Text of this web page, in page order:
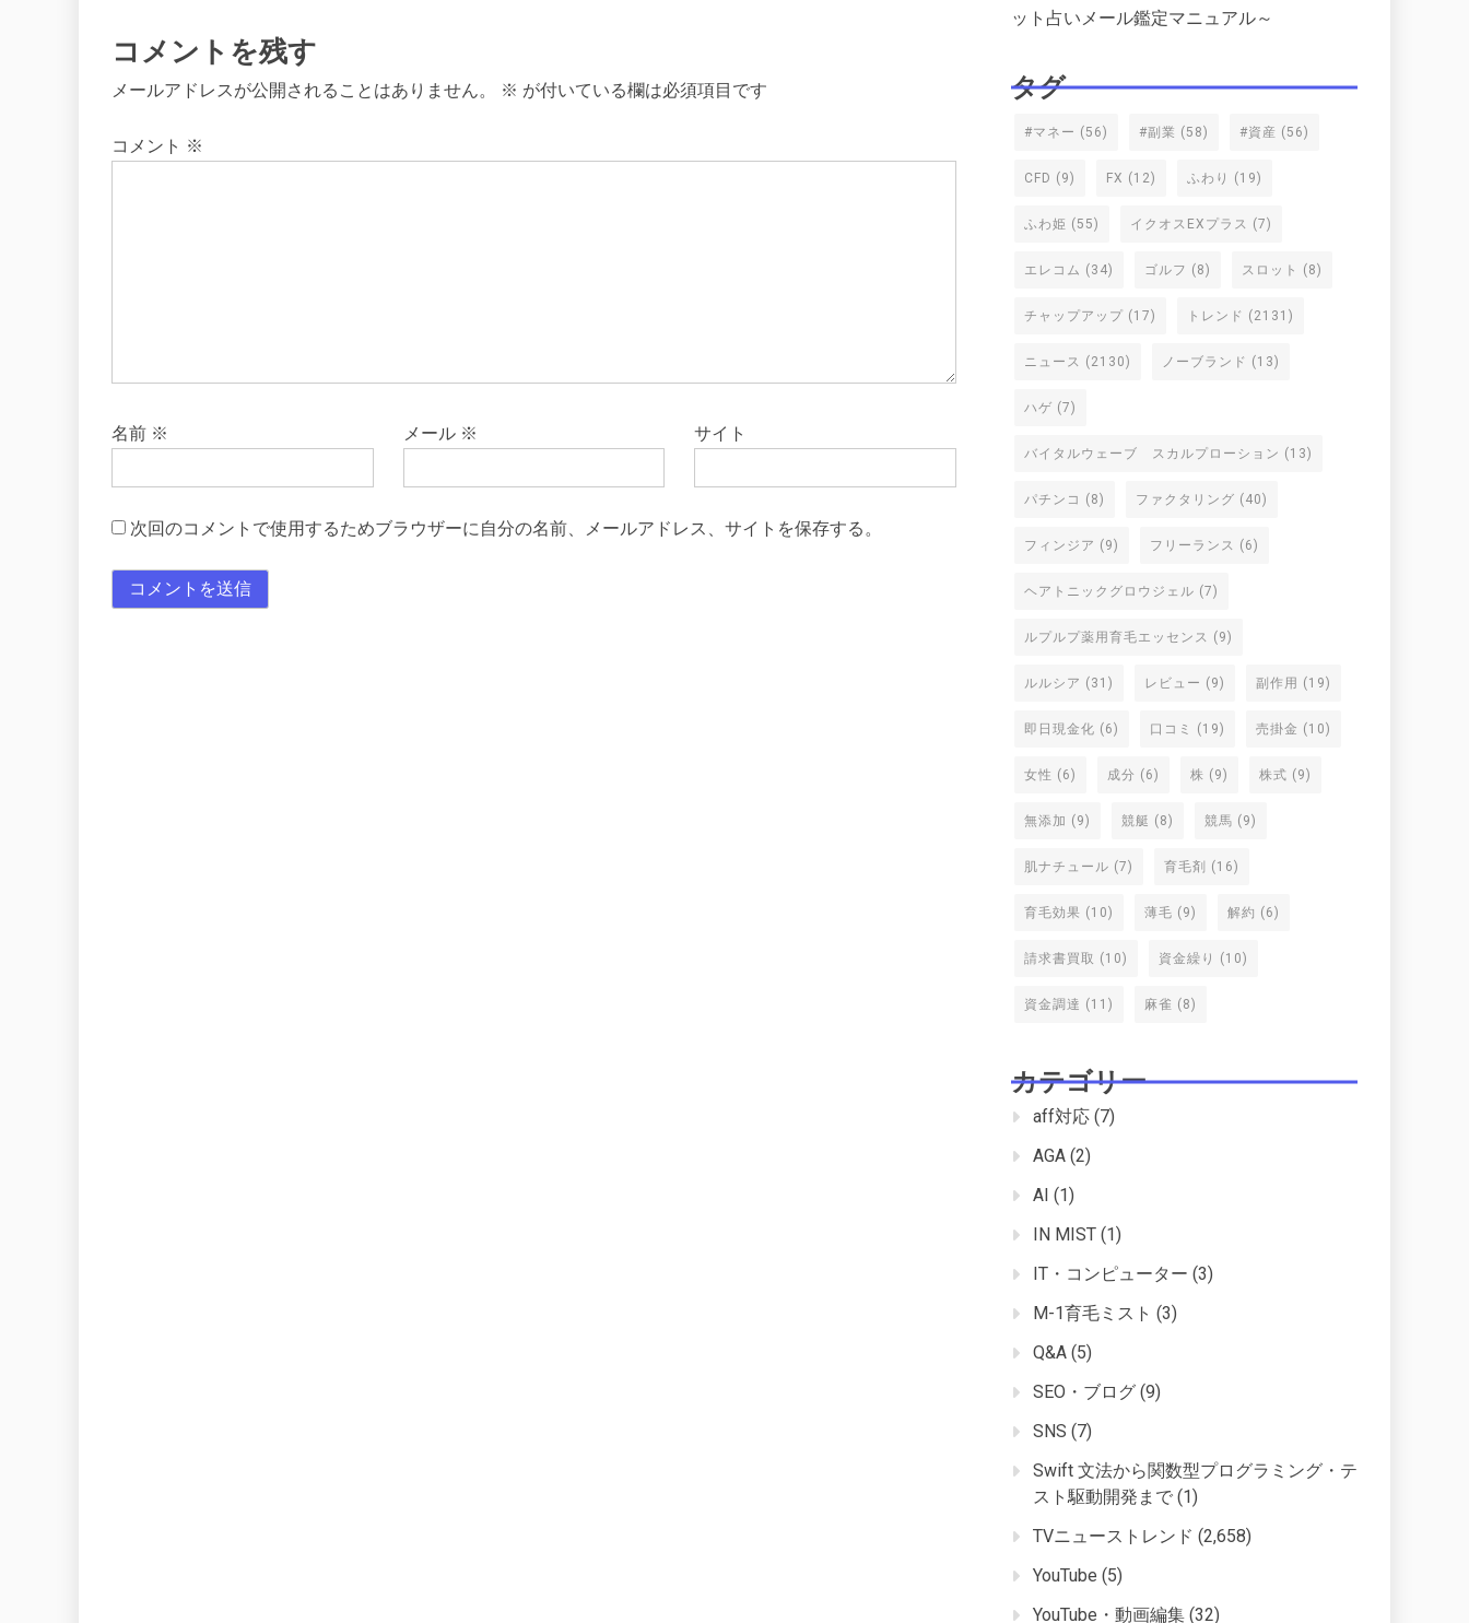
コメントを残す
メールアドレスが公開されることはありません。 ※ が付いている欄は必須項目です
コメント ※
名前 ※ メール ※ サイト
次回のコメントで使用するためブラウザーに自分の名前、メールアドレス、サイトを保存する。
ット占いメール鑑定マニュアル～
タグ
#マネー (56) #副業 (58) #資産 (56)
CFD (9) FX (12) ふわり (19)
ふわ姫 (55) イクオスEXプラス (7)
エレコム (34) ゴルフ (8) スロット (8)
チャップアップ (17) トレンド (2131)
ニュース (2130) ノーブランド (13)
ハゲ (7)
バイタルウェーブ スカルプローション (13)
パチンコ (8) ファクタリング (40)
フィンジア (9) フリーランス (6)
ヘアトニックグロウジェル (7)
ルプルプ薬用育毛エッセンス (9)
ルルシア (31) レビュー (9) 副作用 (19)
即日現金化 (6) 口コミ (19) 売掛金 (10)
女性 (6) 成分 (6) 株 (9) 株式 (9)
無添加 (9) 競艇 (8) 競馬 (9)
肌ナチュール (7) 育毛剤 (16)
育毛効果 (10) 薄毛 (9) 解約 (6)
請求書買取 (10) 資金繰り (10)
資金調達 (11) 麻雀 (8)
カテゴリー
aff対応 (7)
AGA (2)
AI (1)
IN MIST (1)
IT・コンピューター (3)
M-1育毛ミスト (3)
Q&A (5)
SEO・ブログ (9)
SNS (7)
Swift 文法から関数型プログラミング・テ
スト駆動開発まで (1)
TVニューストレンド (2,658)
YouTube (5)
YouTube・動画編集 (32)